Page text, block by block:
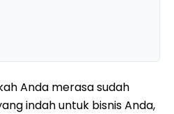
Anda merasa sudah
indah untuk bisnis Anda,